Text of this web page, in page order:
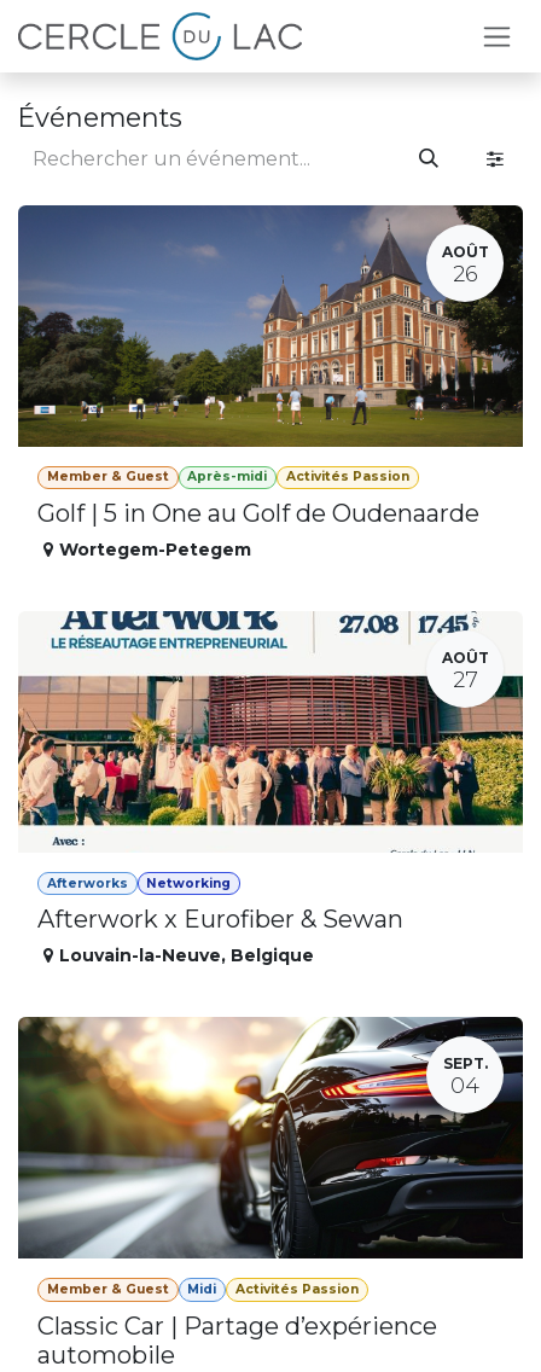
Se rendre au contenu
Événements
AOÛT
26
Member & Guest Après-midi Activités Passion
Golf | 5 in One au Golf de Oudenaarde
Wortegem-Petegem
AOÛT
27
Afterworks Networking
Afterwork x Eurofiber & Sewan
Louvain-la-Neuve, Belgique
SEPT.
04
Member & Guest Midi Activités Passion
Classic Car | Partage d’expérience
automobile